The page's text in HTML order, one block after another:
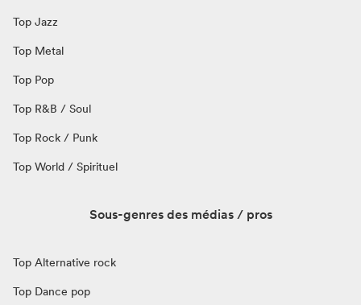
Top Jazz
Top Metal
Top Pop
Top R&B / Soul
Top Rock / Punk
Top World / Spirituel
Sous-genres des médias / pros
Top Alternative rock
Top Dance pop